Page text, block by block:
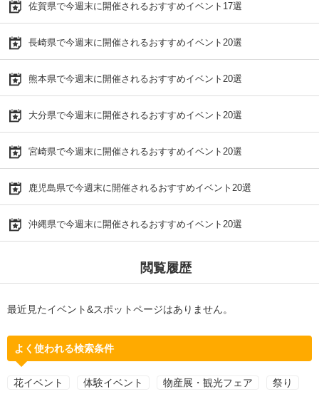
佐賀県で今週末に開催されるおすすめイベント17選
長崎県で今週末に開催されるおすすめイベント20選
熊本県で今週末に開催されるおすすめイベント20選
大分県で今週末に開催されるおすすめイベント20選
宮崎県で今週末に開催されるおすすめイベント20選
鹿児島県で今週末に開催されるおすすめイベント20選
沖縄県で今週末に開催されるおすすめイベント20選
閲覧履歴
最近見たイベント&スポットページはありません。
よく使われる検索条件
花イベント 体験イベント 物産展・観光フェア 祭り